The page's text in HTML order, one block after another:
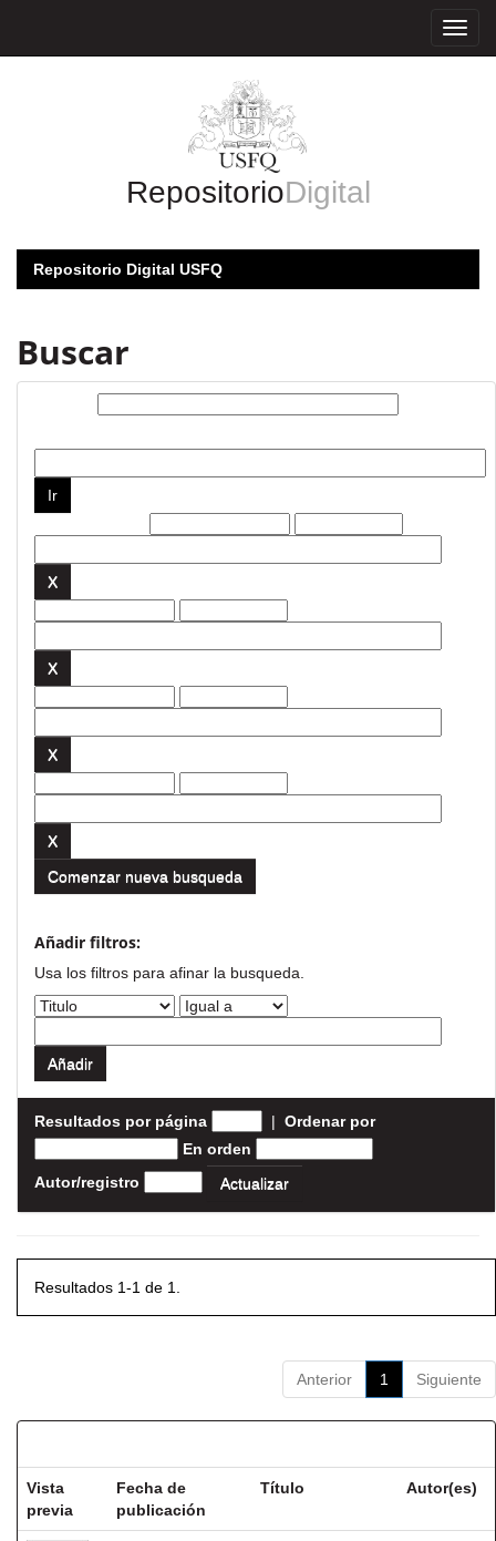
RepositorioDigital
Repositorio Digital USFQ
Buscar
Comenzar nueva busqueda
Añadir filtros:
Usa los filtros para afinar la busqueda.
Resultados por página | Ordenar por
En orden
Autor/registro
Resultados 1-1 de 1.
Anterior 1 Siguiente
Vista
previa
Fecha de
publicación
Título Autor(es)